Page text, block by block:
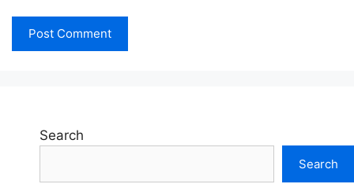
Search
Search